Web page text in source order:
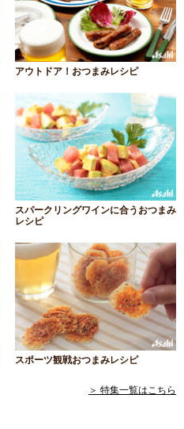
アウトドア！おつまみレシピ
スパークリングワインに合うおつまみ
レシピ
スポーツ観戦おつまみレシピ
＞ 特集一覧はこちら